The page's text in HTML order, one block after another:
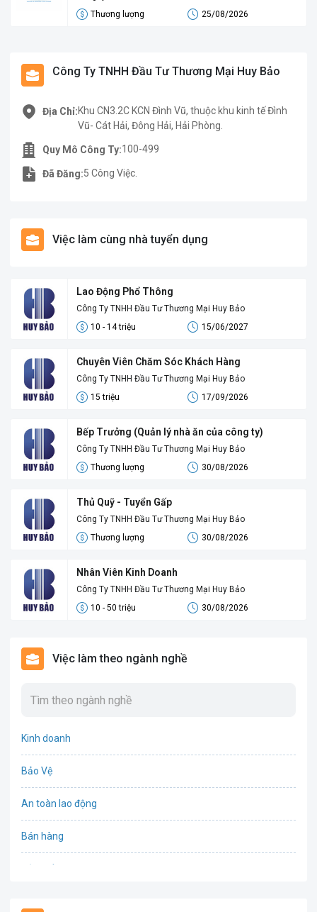
Thương lượng
25/08/2026
Công Ty TNHH Đầu Tư Thương Mại Huy Bảo
Địa Chỉ:Khu CN3.2C KCN Đình Vũ, thuộc khu kinh tế Đình
Vũ- Cát Hải, Đông Hải, Hải Phòng.
Quy Mô Công Ty:100-499
Đã Đăng:5 Công Việc.
Việc làm cùng nhà tuyển dụng
Lao Động Phổ Thông
Công Ty TNHH Đầu Tư Thương Mại Huy Bảo
10 - 14 triệu
15/06/2027
Chuyên Viên Chăm Sóc Khách Hàng
Công Ty TNHH Đầu Tư Thương Mại Huy Bảo
15 triệu
17/09/2026
Bếp Trưởng (Quản lý nhà ăn của công ty)
Công Ty TNHH Đầu Tư Thương Mại Huy Bảo
Thương lượng
30/08/2026
Thủ Quỹ - Tuyển Gấp
Công Ty TNHH Đầu Tư Thương Mại Huy Bảo
Thương lượng
30/08/2026
Nhân Viên Kinh Doanh
Công Ty TNHH Đầu Tư Thương Mại Huy Bảo
10 - 50 triệu
30/08/2026
Việc làm theo ngành nghề
Kinh doanh
Bảo Vệ
An toàn lao động
Bán hàng